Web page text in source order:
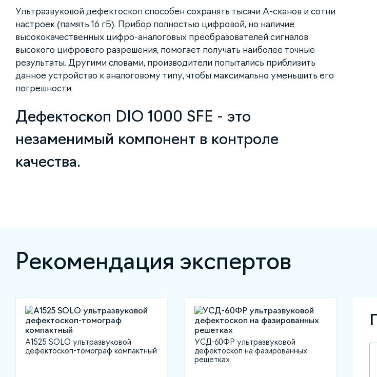
Ультразвуковой дефектоскоп способен сохранять тысячи А-сканов и сотни
настроек (память 16 гБ). Прибор полностью цифровой, но наличие
высококачественных цифро-аналоговых преобразователей сигналов
высокого цифрового разрешения, помогает получать наиболее точные
результаты. Другими словами, производители попытались приблизить
данное устройство к аналоговому типу, чтобы максимально уменьшить его
погрешности.
Дефектоскоп DIO 1000 SFE - это
незаменимый компонент в контроле
качества.
Рекомендация экспертов
А1525 SOLO ультразвуковой
дефектоскоп-томограф компактный
УСД-60ФР ультразвуковой
дефектоскоп на фазированных
решетках